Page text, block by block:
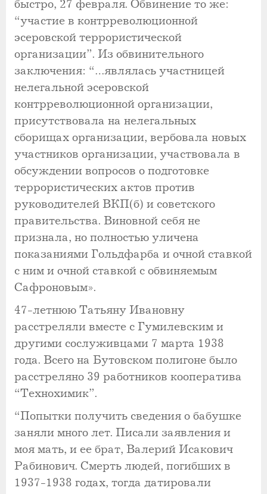
быстро, 27 февраля. Обвинение то же:
“участие в контрреволюционной
эсеровской террористической
организации”. Из обвинительного
заключения: “…являлась участницей
нелегальной эсеровской
контрреволюционной организации,
присутствовала на нелегальных
сборищах организации, вербовала новых
участников организации, участвовала в
обсуждении вопросов о подготовке
террористических актов против
руководителей ВКП(б) и советского
правительства. Виновной себя не
признала, но полностью уличена
показаниями Гольдфарба и очной ставкой
с ним и очной ставкой с обвиняемым
Сафроновым».
47-летнюю Татьяну Ивановну
расстреляли вместе с Гумилевским и
другими сослуживцами 7 марта 1938
года. Всего на Бутовском полигоне было
расстреляно 39 работников кооператива
“Технохимик”.
“Попытки получить сведения о бабушке
заняли много лет. Писали заявления и
моя мать, и ее брат, Валерий Исакович
Рабинович. Смерть людей, погибших в
1937-1938 годах, тогда датировали